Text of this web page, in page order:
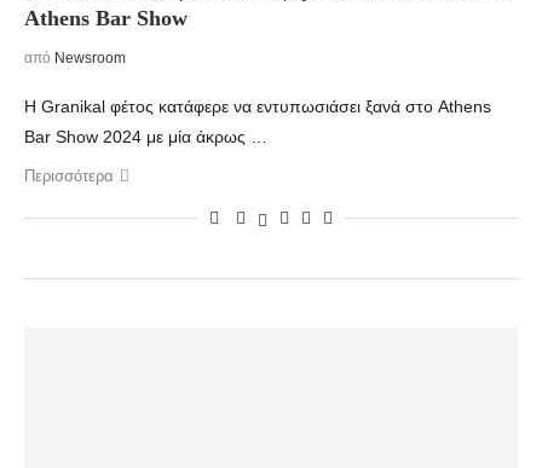
Athens Bar Show
από Newsroom
Η Granikal φέτος κατάφερε να εντυπωσιάσει ξανά στο Athens
Bar Show 2024 με μία άκρως …
Περισσότερα